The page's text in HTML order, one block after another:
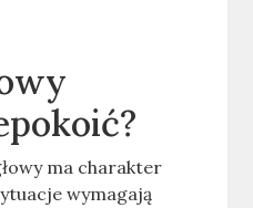
ma charakter
wymagają